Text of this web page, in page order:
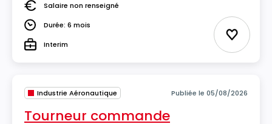
SalaireSalaire non renseigné
DuréeDurée: 6 mois
TypeInterim Ajouter
Industrie Aéronautique Publiée le 05/08/2026
Tourneur commande